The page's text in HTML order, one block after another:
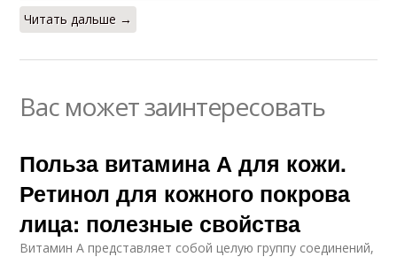
Читать дальше →
Вас может заинтересовать
Польза витамина А для кожи.
Ретинол для кожного покрова
лица: полезные свойства
Витамин А представляет собой целую группу соединений,